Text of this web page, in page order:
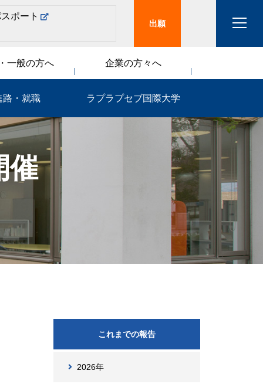
ポート
一般の方へ 企業の方々へ
路・就職 ラプラプセブ国際大学
催
これまでの報告
2026年
出願